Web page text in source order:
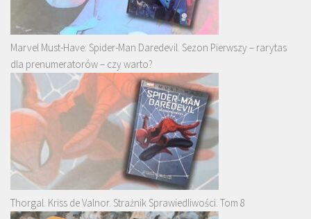
Marvel Must-Have: Spider-Man Daredevil. Sezon Pierwszy – rarytas
dla prenumeratorów – czy warto?
Thorgal. Kriss de Valnor. Strażnik Sprawiedliwości. Tom 8